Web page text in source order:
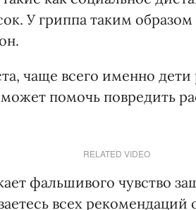
У гриппа таким
чаще всего именно дети
помочь повредить
RELATED VIDEO
фальшивого чувство
всех рекомендаций